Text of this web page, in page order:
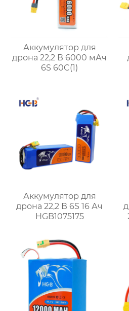
Аккумулятор для
дрона 22,2 В 6000 мАч
6S 60C(1)
Аккумулятор для
дрона 22,2 В 6S 16 Ач
HGB1075175